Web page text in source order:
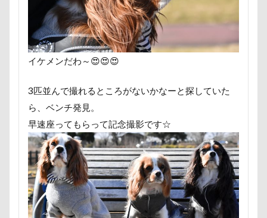
イケメンだわ～😍😍😍
3匹並んで撮れるところがないかなーと探していた
ら、ベンチ発見。
早速座ってもらって記念撮影です☆
りえちゃん
わんコレ るなちゃん
わんちゃん
ろいくん
れんちゃん るるちゃん
るな先生
るな7才 りかちゃん るな6才
ぐんまフラワーパーク
くるみちゃん
イヌクロ夏祭
Kapua
JOYくん
iPhone
INUQLO-Z INU-CLOSET
HondaCars
HOLIDAY COFFEE
HIWAHIWA OHANA
HARIO ハリオ ワンプレおやつキット
HARE
GW
Konaちゃん LDソファー gacco
PENNY LANE
OASIS Noaちゃん Nikon